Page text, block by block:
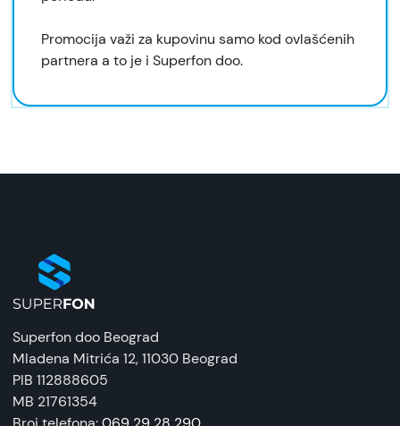
Promocija važi za kupovinu samo kod ovlašćenih
partnera a to je i Superfon doo.
Superfon doo Beograd
Mladena Mitrića 12, 11030 Beograd
PIB 112888605
MB 21761354